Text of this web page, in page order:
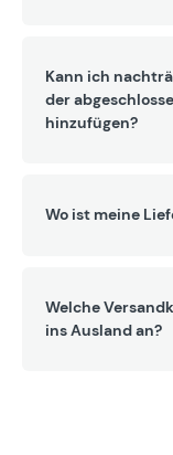
Kann ich
der
hinzufügen?
Wo ist meine
Welche
ins Ausland an?